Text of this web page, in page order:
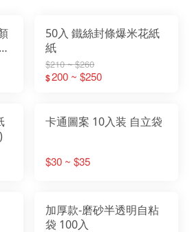
50入 鐵絲封條爆米花紙
紙
$210 ~ $260
$200 ~ $250
卡通圖案 10入装 自立袋
$30 ~ $35
加厚款-磨砂半透明自粘
袋 100入